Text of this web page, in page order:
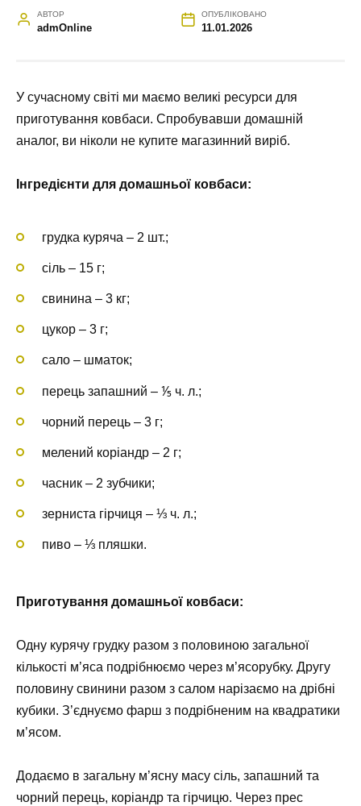
АВТОР
admOnline
ОПУБЛІКОВАНО
11.01.2026
У сучасному світі ми маємо великі ресурси для
приготування ковбаси. Спробувавши домашній
аналог, ви ніколи не купите магазинний виріб.
Інгредієнти для домашньої ковбаси:
грудка куряча – 2 шт.;
сіль – 15 г;
свинина – 3 кг;
цукор – 3 г;
сало – шматок;
перець запашний – ⅕ ч. л.;
чорний перець – 3 г;
мелений коріандр – 2 г;
часник – 2 зубчики;
зерниста гірчиця – ⅓ ч. л.;
пиво – ⅓ пляшки.
Приготування домашньої ковбаси:
Одну курячу грудку разом з половиною загальної
кількості м’яса подрібнюємо через м’ясорубку. Другу
половину свинини разом з салом нарізаємо на дрібні
кубики. З’єднуємо фарш з подрібненим на квадратики
м’ясом.
Додаємо в загальну м’ясну масу сіль, запашний та
чорний перець, коріандр та гірчицю. Через прес